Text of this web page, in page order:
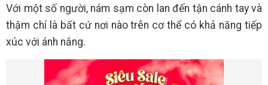
Với một số người, nám sạm còn lan đến tận cánh tay và
thậm chí là bất cứ nơi nào trên cơ thể có khả năng tiếp
xúc với ánh nắng.